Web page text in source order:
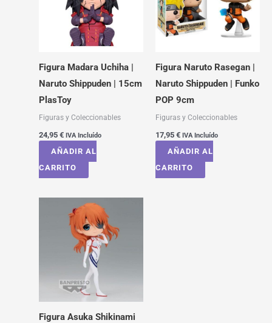
Figura Madara Uchiha |
Naruto Shippuden | 15cm
PlasToy
Figuras y Coleccionables
24,95 € IVA Incluído
AÑADIR AL
CARRITO
Figura Naruto Rasegan |
Naruto Shippuden | Funko
POP 9cm
Figuras y Coleccionables
17,95 € IVA Incluído
AÑADIR AL
CARRITO
Figura Asuka Shikinami